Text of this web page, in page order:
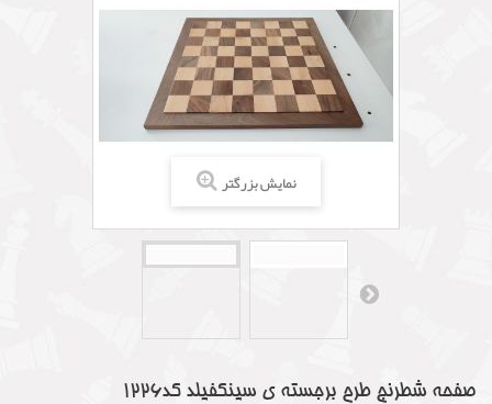
نمایش بزرگتر
صفحه شطرنج طرح برجسته ی سینکفیلد کد1226